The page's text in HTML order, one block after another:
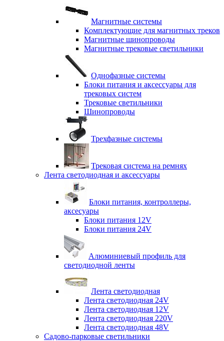
Магнитные системы
Комплектующие для магнитных треков
Магнитные шинопроводы
Магнитные трековые светильники
Однофазные системы
Блоки питания и аксессуары для
трековых систем
Трековые светильники
Шинопроводы
Трехфазные системы
Трековая система на ремнях
Лента светодиодная и аксессуары
Блоки питания, контроллеры,
аксесуары
Блоки питания 12V
Блоки питания 24V
Алюминиевый профиль для
светодиодной ленты
Лента светодиодная
Лента светодиодная 24V
Лента светодиодная 12V
Лента светодиодная 220V
Лента светодиодная 48V
Садово-парковые светильники